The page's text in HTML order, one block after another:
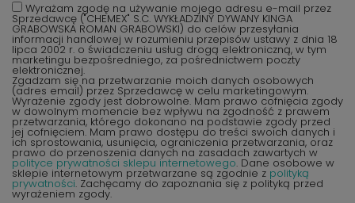
Wyrażam zgodę na używanie mojego adresu e-mail przez
Sprzedawcę ("CHEMEX" S.C. WYKŁADZINY DYWANY KINGA
GRABOWSKA ROMAN GRABOWSKI) do celów przesyłania
informacji handlowej w rozumieniu przepisów ustawy z dnia 18
lipca 2002 r. o świadczeniu usług drogą elektroniczną, w tym
marketingu bezpośredniego, za pośrednictwem poczty
elektronicznej.
Zgadzam się na przetwarzanie moich danych osobowych
(adres email) przez Sprzedawcę w celu marketingowym.
Wyrażenie zgody jest dobrowolne. Mam prawo cofnięcia zgody
w dowolnym momencie bez wpływu na zgodność z prawem
przetwarzania, którego dokonano na podstawie zgody przed
jej cofnięciem. Mam prawo dostępu do treści swoich danych i
ich sprostowania, usunięcia, ograniczenia przetwarzania, oraz
prawo do przenoszenia danych na zasadach zawartych w
polityce prywatności sklepu internetowego. Dane osobowe w
sklepie internetowym przetwarzane są zgodnie z polityką
prywatności. Zachęcamy do zapoznania się z polityką przed
wyrażeniem zgody.